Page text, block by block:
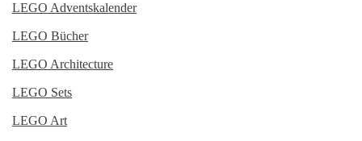
LEGO Adventskalender
LEGO Bücher
LEGO Architecture
LEGO Sets
LEGO Art